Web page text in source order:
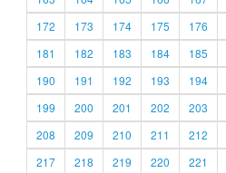
172
173 174 175 176
181
182 183 184 185
190
191 192 193 194
199
200 201 202 203
208
209 210 211 212
217
218 219 220 221